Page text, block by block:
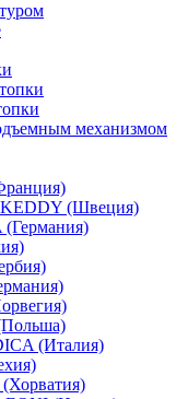
механизмом
KEDDY (Швеция)
(Италия)